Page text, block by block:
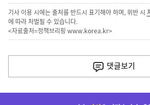
기사 이용 시에는 출처를 반드시 표기해야 하며, 위반 시
에 따라 처벌될 수 있습니다.
<자료출처=정책브리핑 www.korea.kr>
다
음
댓글보기